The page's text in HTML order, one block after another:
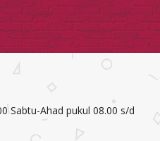
Sabtu-Ahad pukul 08.00 s/d